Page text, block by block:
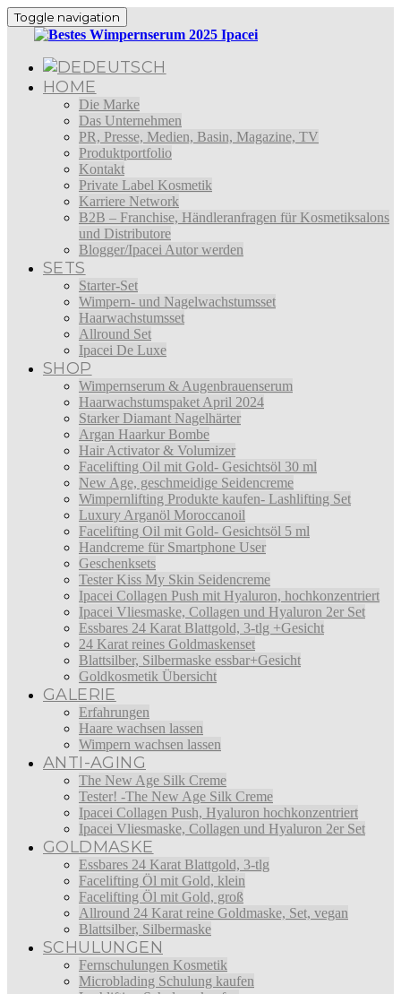
Toggle navigation
DEUTSCH
HOME
Die Marke
Das Unternehmen
PR, Presse, Medien, Basin, Magazine, TV
Produktportfolio
Kontakt
Private Label Kosmetik
Karriere Network
B2B – Franchise, Händleranfragen für Kosmetiksalons
und Distributore
Blogger/Ipacei Autor werden
SETS
Starter-Set
Wimpern- und Nagelwachstumsset
Haarwachstumsset
Allround Set
Ipacei De Luxe
SHOP
Wimpernserum & Augenbrauenserum
Haarwachstumspaket April 2024
Starker Diamant Nagelhärter
Argan Haarkur Bombe
Hair Activator & Volumizer
Facelifting Oil mit Gold- Gesichtsöl 30 ml
New Age, geschmeidige Seidencreme
Wimpernlifting Produkte kaufen- Lashlifting Set
Luxury Arganöl Moroccanoil
Facelifting Oil mit Gold- Gesichtsöl 5 ml
Handcreme für Smartphone User
Geschenksets
Tester Kiss My Skin Seidencreme
Ipacei Collagen Push mit Hyaluron, hochkonzentriert
Ipacei Vliesmaske, Collagen und Hyaluron 2er Set
Essbares 24 Karat Blattgold, 3-tlg +Gesicht
24 Karat reines Goldmaskenset
Blattsilber, Silbermaske essbar+Gesicht
Goldkosmetik Übersicht
GALERIE
Erfahrungen
Haare wachsen lassen
Wimpern wachsen lassen
ANTI-AGING
The New Age Silk Creme
Tester! -The New Age Silk Creme
Ipacei Collagen Push, Hyaluron hochkonzentriert
Ipacei Vliesmaske, Collagen und Hyaluron 2er Set
GOLDMASKE
Essbares 24 Karat Blattgold, 3-tlg
Facelifting Öl mit Gold, klein
Facelifting Öl mit Gold, groß
Allround 24 Karat reine Goldmaske, Set, vegan
Blattsilber, Silbermaske
SCHULUNGEN
Fernschulungen Kosmetik
Microblading Schulung kaufen